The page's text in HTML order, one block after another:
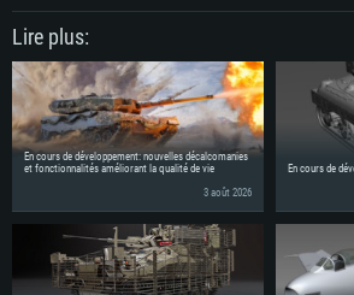
Lire plus:
En cours de développement: nouvelles décalcomanies
et fonctionnalités améliorant la qualité de vie
3 août 2026
En cours de